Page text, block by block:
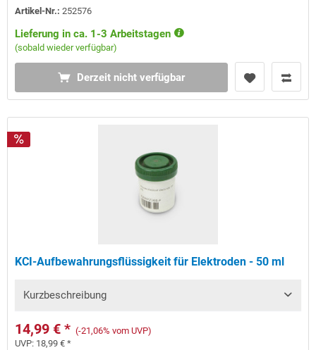
Artikel-Nr.:252576
Lieferung in ca. 1-3 Arbeitstagen
(sobald wieder verfügbar)
Derzeit nicht verfügbar
KCI-Aufbewahrungsflüssigkeit für Elektroden - 50 ml
Kurzbeschreibung
14,99 € * (-21,06% vom UVP)
UVP: 18,99 € *